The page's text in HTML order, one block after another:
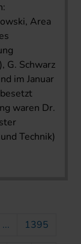
Area
G. Schwarz
im Januar
waren Dr.
Technik)
... 1395